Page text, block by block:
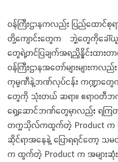
ဝန်ကြီးဌာနကလည်း ပြည်ထောင်
တို့ကျောင်းတွေက ဘွဲ့တွေကိုခေါ်
တွေရဲ့တင်ပြချက်အရညှိနှိုင်းထားတ
ဝန်ကြီးဌာနအတော်များများကလ
ကုမ္ပဏီနဲ့ဘဏ်လုပ်ငန်း ကဏ္ဍာတွေ
တွေကို သုံးတယ် ဆရာ။ ဧရာဝတီဘဏ်၊
ရှေ့ဆောင်ဘဏ်တွေမှာလည်း ရကြတ
တက္ကသိုလ်ကထွက်တဲ့ Product က အ
ဆိုင်ရာအနေနဲ့ ပြောရရင်တော့ သမ
က ထွက်တဲ့ Product က အများဆုံး